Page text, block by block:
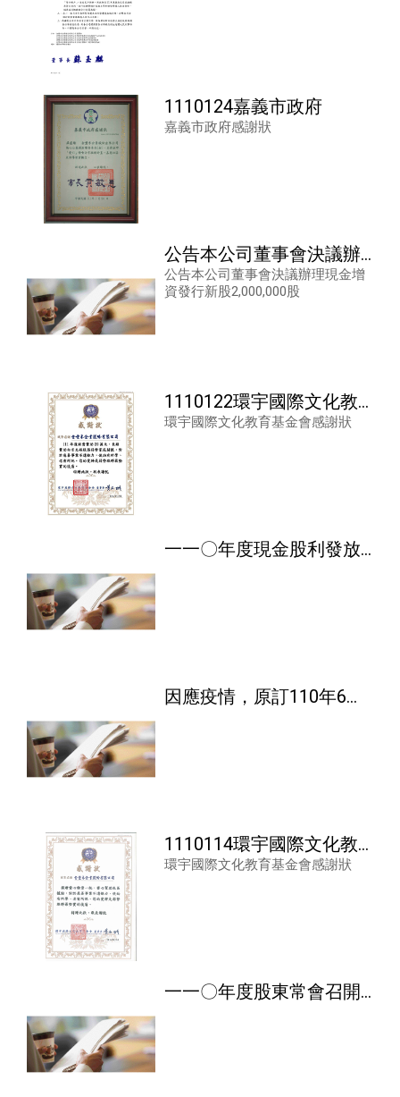
1110124嘉義市政府
嘉義市政府感謝狀
公告本公司董事會決議辦
理現金增資發行新股
2,000,000股
公告本公司董事會決議辦理現金增
資發行新股2,000,000股
1110122環宇國際文化教
育基金會
環宇國際文化教育基金會感謝狀
一一〇年度現金股利發放
因應疫情，原訂110年6月
1110114環宇國際文化教
育基金會
環宇國際文化教育基金會感謝狀
一一〇年度股東常會召開